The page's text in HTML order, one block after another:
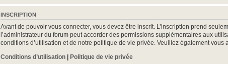
INSCRIPTION
Avant de pouvoir vous connecter, vous devez être inscrit. L’inscription prend
l’administrateur du forum peut accorder des permissions supplémentaires aux
conditions d’utilisation et de notre politique de vie privée. Veuillez également vous
Conditions d’utilisation | Politique de vie privée